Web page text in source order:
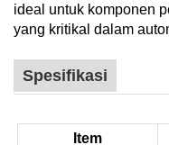
ideal untuk komponen
yang kritikal dalam
Spesifikasi
Item